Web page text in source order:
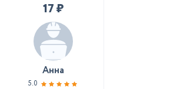
17 ₽
Анна
5.0